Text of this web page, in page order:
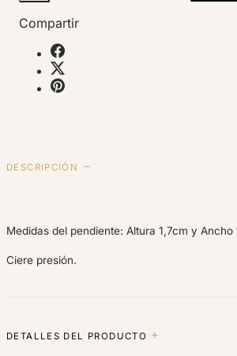
Compartir
DESCRIPCIÓN
Medidas del pendiente: Altura 1,7cm y Ancho
Ciere presión.
DETALLES DEL PRODUCTO